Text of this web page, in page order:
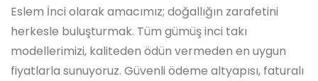
Eslem İnci olarak amacımız; doğallığın zarafetini
herkesle buluşturmak. Tüm gümüş inci takı
modellerimizi, kaliteden ödün vermeden en uygun
fiyatlarla sunuyoruz. Güvenli ödeme altyapısı, faturalı